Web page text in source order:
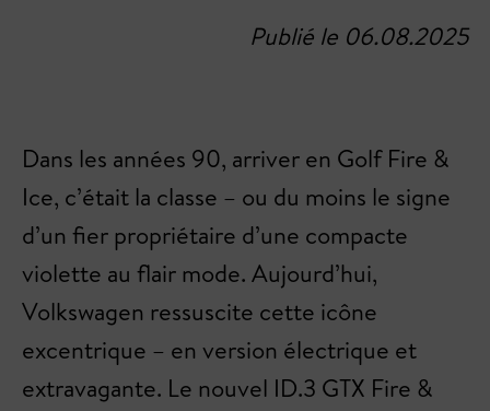
Publié le 06.08.2025
Dans les années 90, arriver en Golf Fire &
Ice, c’était la classe – ou du moins le signe
d’un fier propriétaire d’une compacte
violette au flair mode. Aujourd’hui,
Volkswagen ressuscite cette icône
excentrique – en version électrique et
extravagante. Le nouvel ID.3 GTX Fire &